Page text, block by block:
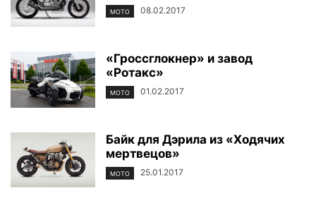
МОТО 08.02.2017
«Гроссглокнер» и завод
«Ротакс»
МОТО 01.02.2017
Байк для Дэрила из «Ходячих
мертвецов»
МОТО 25.01.2017